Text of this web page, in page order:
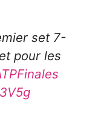
set 7-
pour les